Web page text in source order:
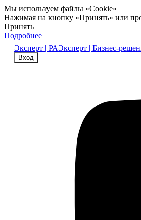
Мы используем файлы «Cookie»
Нажимая на кнопку «Принять» или
Принять
Подробнее
Эксперт | РАЭксперт | Бизнес-
Вход